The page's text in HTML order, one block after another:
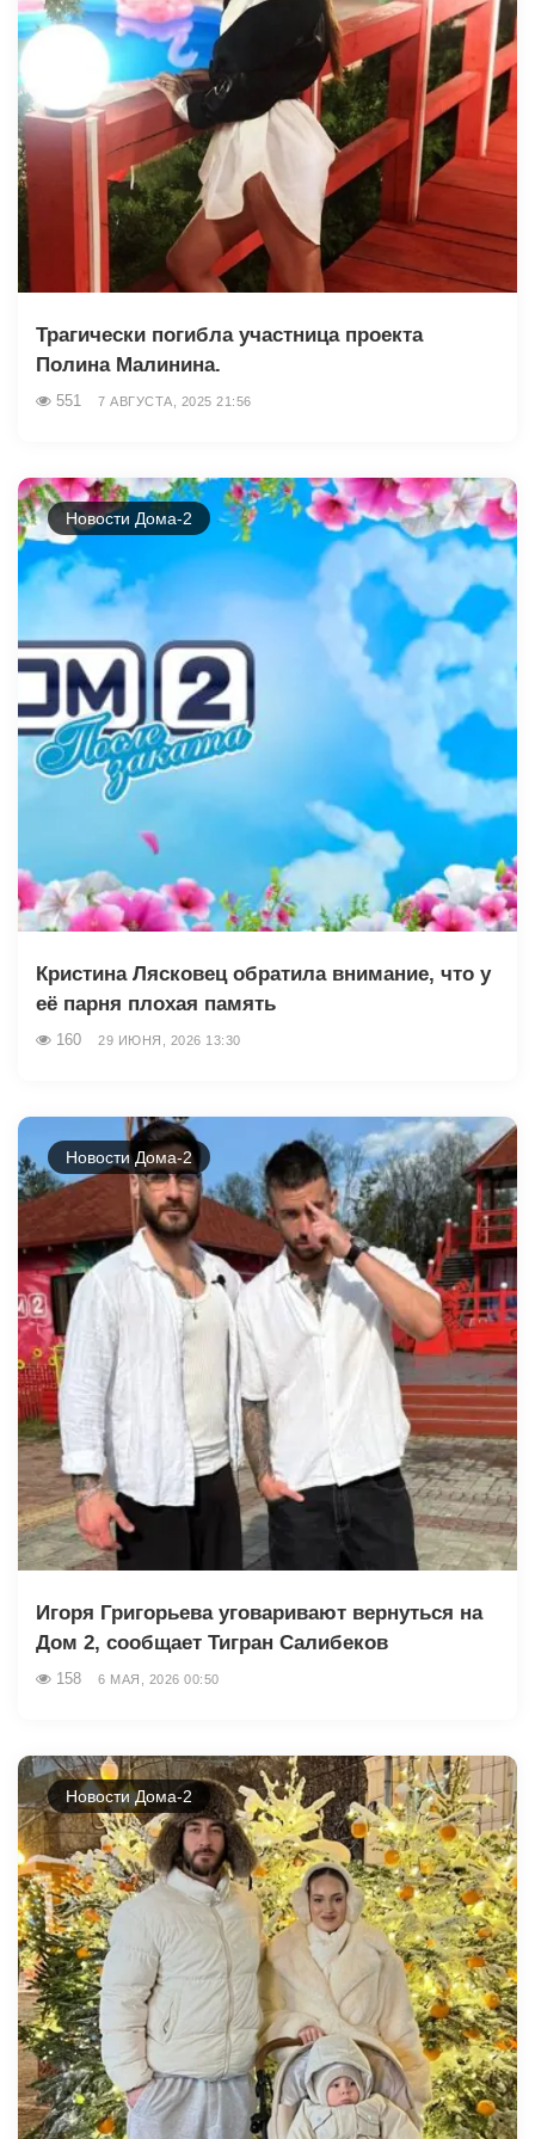
Трагически погибла участница проекта
Полина Малинина.
551 7 АВГУСТА, 2025 21:56
Новости Дома-2
Кристина Лясковец обратила внимание, что у
её парня плохая память
160 29 ИЮНЯ, 2026 13:30
Новости Дома-2
Игоря Григорьева уговаривают вернуться на
Дом 2, сообщает Тигран Салибеков
158 6 МАЯ, 2026 00:50
Новости Дома-2